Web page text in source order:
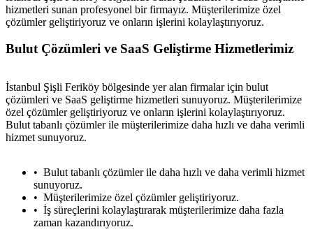
hizmetleri sunan profesyonel bir firmayız. Müşterilerimize özel
çözümler geliştiriyoruz ve onların işlerini kolaylaştırıyoruz.
Bulut Çözümleri ve SaaS Geliştirme Hizmetlerimiz
İstanbul Şişli Feriköy bölgesinde yer alan firmalar için bulut
çözümleri ve SaaS geliştirme hizmetleri sunuyoruz. Müşterilerimize
özel çözümler geliştiriyoruz ve onların işlerini kolaylaştırıyoruz.
Bulut tabanlı çözümler ile müşterilerimize daha hızlı ve daha verimli
hizmet sunuyoruz.
Bulut tabanlı çözümler ile daha hızlı ve daha verimli hizmet
sunuyoruz.
Müşterilerimize özel çözümler geliştiriyoruz.
İş süreçlerini kolaylaştırarak müşterilerimize daha fazla
zaman kazandırıyoruz.